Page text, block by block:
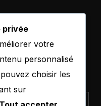
privée
votre
personnalisé
choisir les
sur